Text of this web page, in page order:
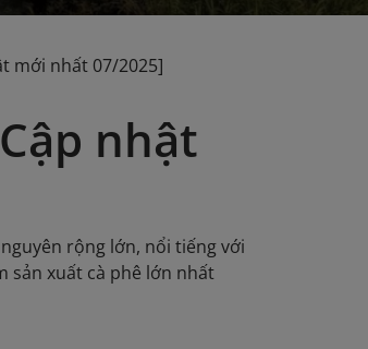
mới nhất 07/2025]
nhật
rộng lớn, nổi tiếng với
sản xuất cà phê lớn nhất